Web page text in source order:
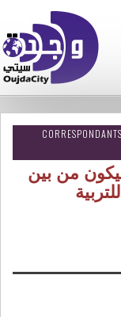
CORRESPONDANTS
من بين